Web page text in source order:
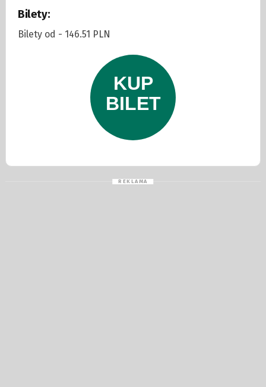
Bilety:
Bilety od - 146.51 PLN